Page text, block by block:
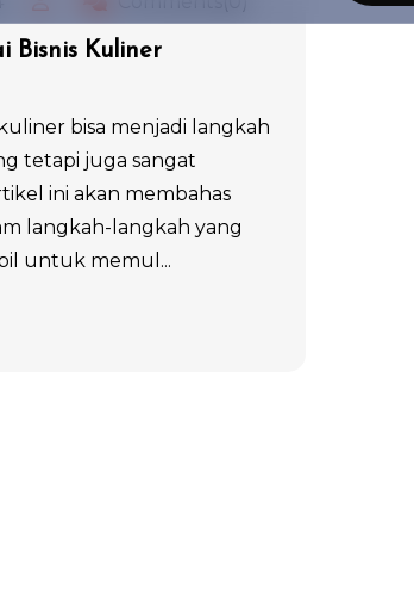
Bisnis Kuliner
bisa menjadi langkah
tetapi juga sangat
ini akan membahas
langkah-langkah yang
untuk memul...